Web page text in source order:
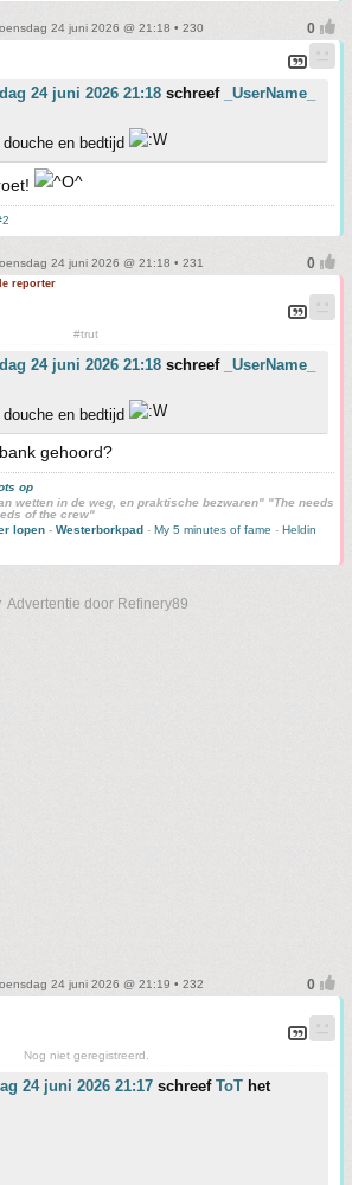
24 juni 2026 @ 21:18 • 230
24 juni 2026 21:18 schreef
_UserName_
en bedtijd
24 juni 2026 @ 21:18 • 231
reporter
#trut
24 juni 2026 21:18 schreef
_UserName_
en bedtijd
gehoord?
op
wetten in de weg, en praktische bezwaren" "The needs
of the crew"
lopen - Westerborkpad - My 5 minutes of fame - Heldin
Advertentie door Refinery89
24 juni 2026 @ 21:19 • 232
Nog niet geregistreerd.
24 juni 2026 21:17 schreef ToT het